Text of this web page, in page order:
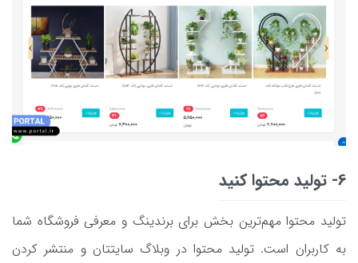
6- تولید محتوا کنید
تولید محتوا مهم‌ترین بخش برای برندینگ و معرفی فروشگاه شما
به کاربران است. تولید محتوا در وبلاگ سایتتان و منتشر کردن